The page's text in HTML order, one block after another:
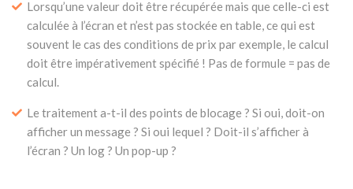
Lorsqu’une valeur doit être récupérée mais que celle-ci est
calculée à l’écran et n’est pas stockée en table, ce qui est
souvent le cas des conditions de prix par exemple, le calcul
doit être impérativement spécifié ! Pas de formule = pas de
calcul.
Le traitement a-t-il des points de blocage ? Si oui, doit-on
afficher un message ? Si oui lequel ? Doit-il s’afficher à
l’écran ? Un log ? Un pop-up ?